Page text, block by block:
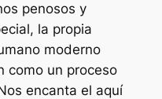
penosos y
la propia
moderno
como un proceso
encanta el aquí